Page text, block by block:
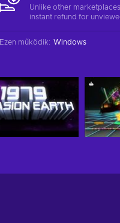
Unlike other
instant refund for
Ezen működik: Windows